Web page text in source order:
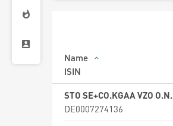
Name
ISIN
STO SE+CO.KGAA VZO O.N.
DE0007274136